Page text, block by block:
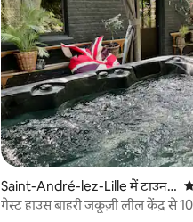
149 समीक्षाएँ
Saint-André-lez-Lille में टाउन
हाउस
गेस्ट हाउस बाहरी जकूज़ी लील केंद्र से